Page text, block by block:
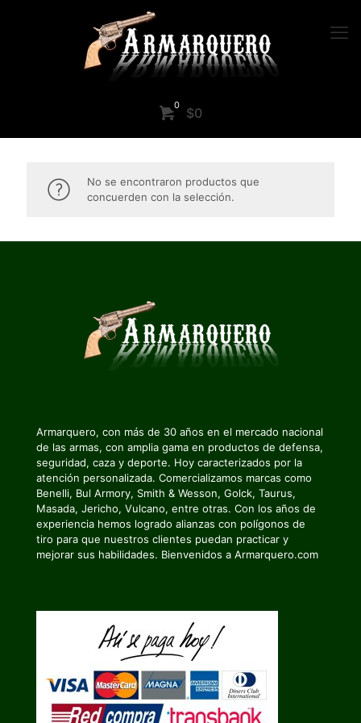
0 $0
No se encontraron productos que
concuerden con la selección.
Armarquero, con más de 30 años en el mercado nacional
de las armas, con amplia gama en productos de defensa,
seguridad, caza y deporte. Hoy caracterizados por la
atención personalizada. Comercializamos marcas como
Benelli, Bul Armory, Smith & Wesson, Golck, Taurus,
Masada, Jericho, Vulcano, entre otras. Con los años de
experiencia hemos logrado alianzas con polígonos de
tiro para que nuestros clientes puedan practicar y
mejorar sus habilidades. Bienvenidos a Armarquero.com